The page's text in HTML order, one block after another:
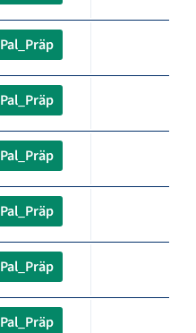
Pal_Präp
Pal_Präp
Pal_Präp
Pal_Präp
Pal_Präp
Pal_Präp